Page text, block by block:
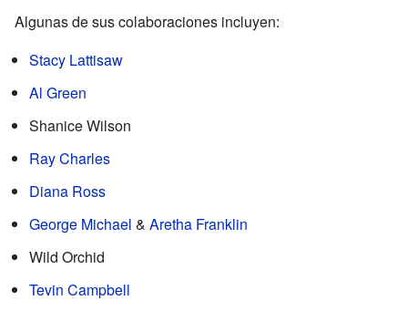
Algunas de sus colaboraciones incluyen:
Stacy Lattisaw
Al Green
Shanice Wilson
Ray Charles
Diana Ross
George Michael & Aretha Franklin
Wild Orchid
Tevin Campbell